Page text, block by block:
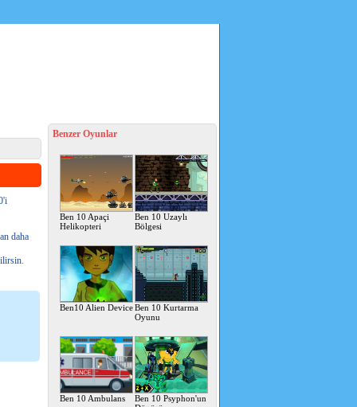
daha
Benzer Oyunlar
Ben 10 Apaçi
Helikopteri
Ben 10 Uzaylı
Bölgesi
Ben10 Alien DeviceBen 10 Kurtarma
Oyunu
Ben 10 Ambulans
Ben 10 Psyphon'un